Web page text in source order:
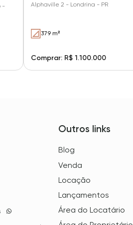
-
Alphaville 2 - Londrina - PR
379 m²
Comprar: R$ 1.100.000
Outros links
Blog
Venda
Locação
Lançamentos
Área do Locatário